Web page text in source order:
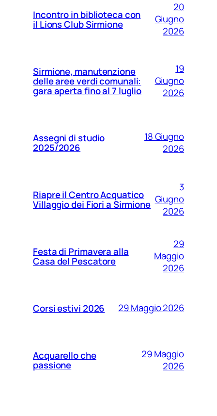
Incontro in biblioteca con
il Lions Club Sirmione
20
Giugno
2026
Sirmione, manutenzione
delle aree verdi comunali:
gara aperta fino al 7 luglio
19
Giugno
2026
Assegni di studio
2025/2026
18 Giugno
2026
Riapre il Centro Acquatico
Villaggio dei Fiori a Sirmione
3
Giugno
2026
Festa di Primavera alla
Casa del Pescatore
29
Maggio
2026
Corsi estivi 2026 29 Maggio 2026
Acquarello che
passione
29 Maggio
2026